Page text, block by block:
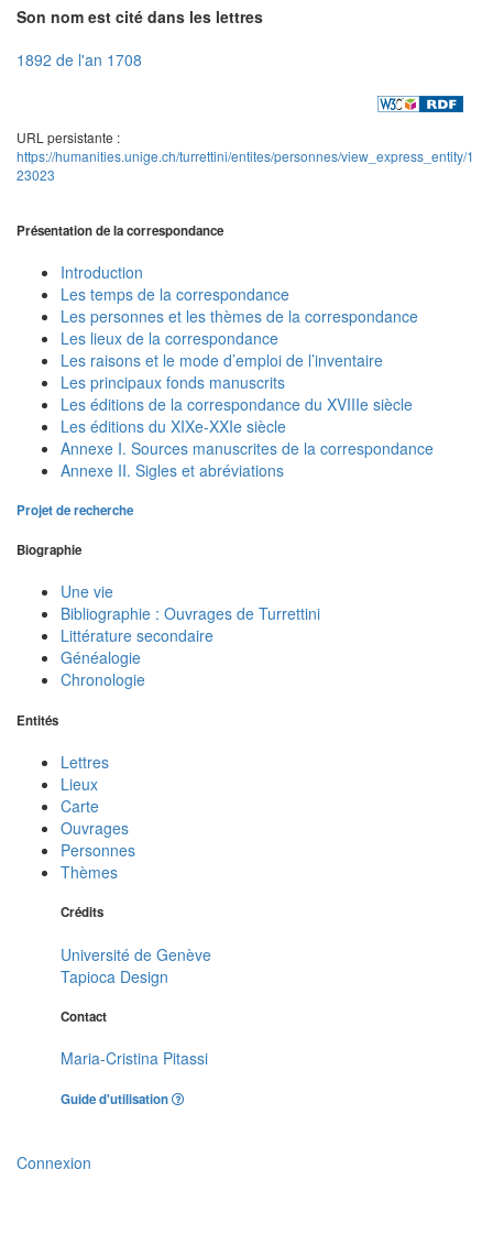
Son nom est cité dans les lettres
1892 de l'an 1708
URL persistante :
https://humanities.unige.ch/turrettini/entites/personnes/view_express_entity/1
23023
Présentation de la correspondance
Introduction
Les temps de la correspondance
Les personnes et les thèmes de la correspondance
Les lieux de la correspondance
Les raisons et le mode d’emploi de l’inventaire
Les principaux fonds manuscrits
Les éditions de la correspondance du XVIIIe siècle
Les éditions du XIXe-XXIe siècle
Annexe I. Sources manuscrites de la correspondance
Annexe II. Sigles et abréviations
Projet de recherche
Biographie
Une vie
Bibliographie : Ouvrages de Turrettini
Littérature secondaire
Généalogie
Chronologie
Entités
Lettres
Lieux
Carte
Ouvrages
Personnes
Thèmes
Crédits
Université de Genève
Tapioca Design
Contact
Maria-Cristina Pitassi
Guide d'utilisation
Connexion